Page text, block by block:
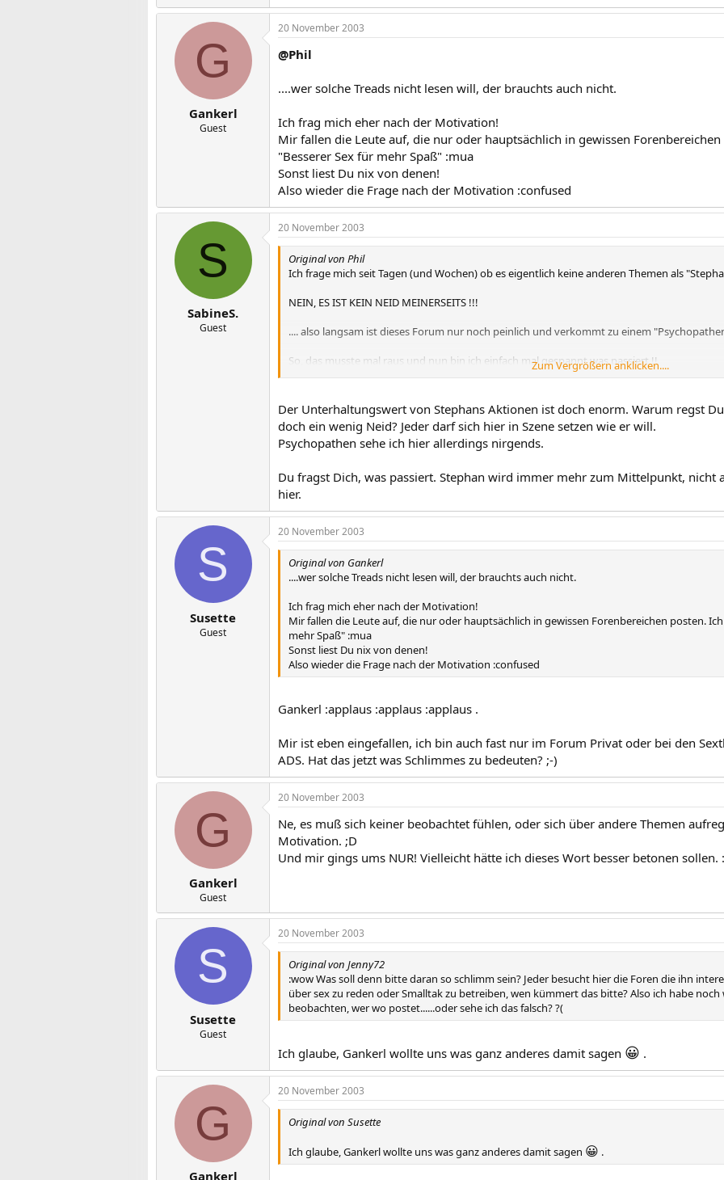
G
Gankerl
Guest
20 November 2003
@Phil
....wer solche Treads nicht lesen will, der brauchts auch nicht.
Ich frag mich eher nach der Motivation!
Mir fallen die Leute auf, die nur oder hauptsächlich in gewissen
"Besserer Sex für mehr Spaß" :mua
Sonst liest Du nix von denen!
Also wieder die Frage nach der Motivation :confused
S
SabineS.
Guest
20 November 2003
Original von Phil
Ich frage mich seit Tagen (und Wochen) ob es eigentlich keine anderen Themen als
NEIN, ES IST KEIN NEID MEINERSEITS !!!
.... also langsam ist dieses Forum nur noch peinlich und verkommt zu einem
So, das musste mal raus und nun bin ich einfach mal gespannt was passiert !!
Zum Vergrößern anklicken....
Der Unterhaltungswert von Stephans Aktionen ist doch enorm. Warum regst
doch ein wenig Neid? Jeder darf sich hier in Szene setzen wie er will.
Psychopathen sehe ich hier allerdings nirgends.
Du fragst Dich, was passiert. Stephan wird immer mehr zum Mittelpunkt, nicht
hier.
S
Susette
Guest
20 November 2003
Original von Gankerl
....wer solche Treads nicht lesen will, der brauchts auch nicht.
Ich frag mich eher nach der Motivation!
Mir fallen die Leute auf, die nur oder hauptsächlich in gewissen Forenbereichen posten.
mehr Spaß" :mua
Sonst liest Du nix von denen!
Also wieder die Frage nach der Motivation :confused
Gankerl :applaus :applaus :applaus .
Mir ist eben eingefallen, ich bin auch fast nur im Forum Privat oder bei den
ADS. Hat das jetzt was Schlimmes zu bedeuten? ;-)
G
Gankerl
Guest
20 November 2003
Ne, es muß sich keiner beobachtet fühlen, oder sich über andere Themen
Motivation. ;D
Und mir gings ums NUR! Vielleicht hätte ich dieses Wort besser betonen sollen.
S
Susette
Guest
20 November 2003
Original von Jenny72
:wow Was soll denn bitte daran so schlimm sein? Jeder besucht hier die Foren die ihn
über sex zu reden oder Smalltak zu betreiben, wen kümmert das bitte? Also ich habe noch
beobachten, wer wo postet......oder sehe ich das falsch? ?(
Ich glaube, Gankerl wollte uns was ganz anderes damit sagen 😀 .
G
Gankerl
20 November 2003
Original von Susette
Ich glaube, Gankerl wollte uns was ganz anderes damit sagen 😀 .